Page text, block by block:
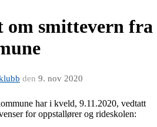
smittevern fra
den 9. nov 2020
har i kveld, 9.11.2020, vedtatt
for oppstallører og rideskolen: